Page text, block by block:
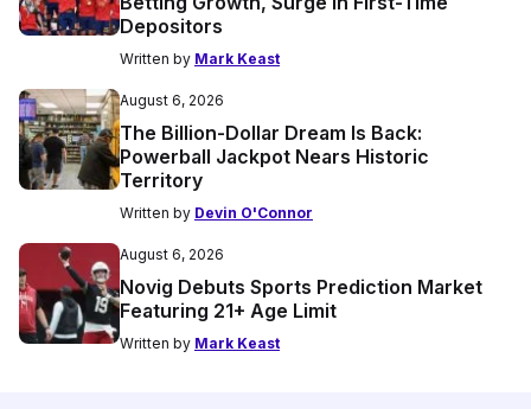
Depositors
Written by Mark Keast
August 6, 2026
The Billion-Dollar Dream Is Back:
Powerball Jackpot Nears Historic
Territory
Written by Devin O'Connor
August 6, 2026
Novig Debuts Sports Prediction Market
Featuring 21+ Age Limit
Written by Mark Keast